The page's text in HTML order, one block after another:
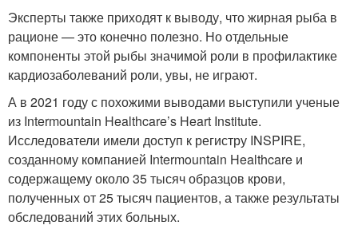
Эксперты также приходят к выводу, что жирная рыба в
рационе — это конечно полезно. Но отдельные
компоненты этой рыбы значимой роли в профилактике
кардиозаболеваний роли, увы, не играют.
А в 2021 году с похожими выводами выступили ученые
из Intermountain Healthcare’s Heart Institute.
Исследователи имели доступ к регистру INSPIRE,
созданному компанией Intermountain Healthcare и
содержащему около 35 тысяч образцов крови,
полученных от 25 тысяч пациентов, а также результаты
обследований этих больных.